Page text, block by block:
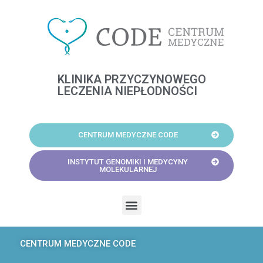
KLINIKA PRZYCZYNOWEGO
LECZENIA NIEPŁODNOŚCI
CENTRUM MEDYCZNE CODE
INSTYTUT GENOMIKI I MEDYCYNY
MOLEKULARNEJ
CENTRUM MEDYCZNE CODE